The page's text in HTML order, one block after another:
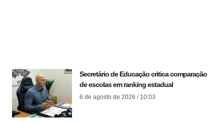
Secretário de Educação critica comparação
de escolas em ranking estadual
6 de agosto de 2026 10:03